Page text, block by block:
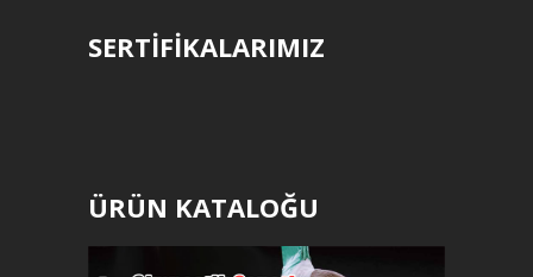
SERTİFİKALARIMIZ
ÜRÜN KATALOĞU